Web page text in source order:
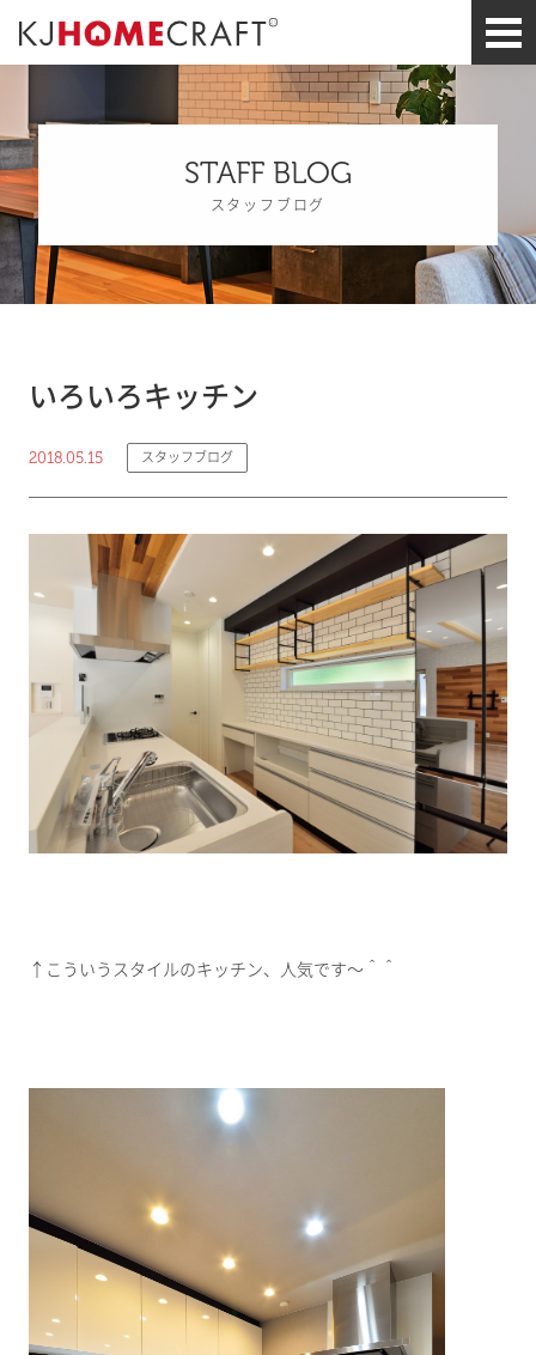
STAFF BLOG
スタッフブログ
いろいろキッチン
2018.05.15 スタッフブログ
↑こういうスタイルのキッチン、人気です～＾＾